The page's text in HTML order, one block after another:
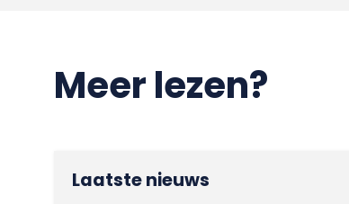
Meer lezen?
Laatste nieuws